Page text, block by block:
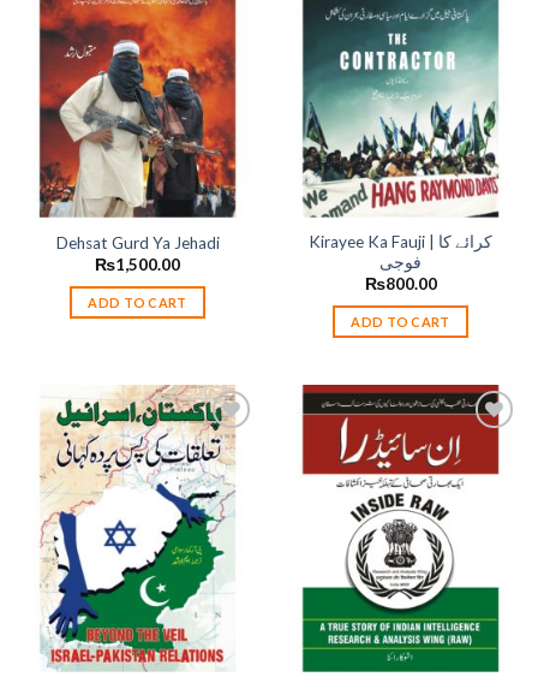
wishlist
Dehsat Gurd Ya Jehadi
₨1,500.00
ADD TO CART
wishlist
Kirayee Ka Fauji | کرائے کا
فوجی
₨800.00
ADD TO CART
Add to
wishlist
Add to